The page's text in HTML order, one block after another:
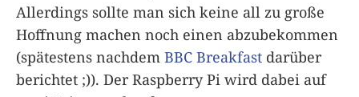
Allerdings sollte man sich keine all zu große
Hoffnung machen noch einen abzubekommen
(spätestens nachdem BBC Breakfast darüber
berichtet ;)). Der Raspberry Pi wird dabei auf